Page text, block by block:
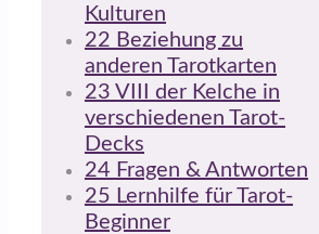
Kulturen
22 Beziehung zu
anderen Tarotkarten
23 VIII der Kelche in
verschiedenen Tarot-
Decks
24 Fragen & Antworten
25 Lernhilfe für Tarot-
Beginner